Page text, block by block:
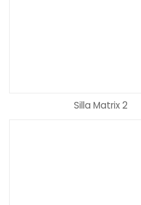
Silla Matrix 2